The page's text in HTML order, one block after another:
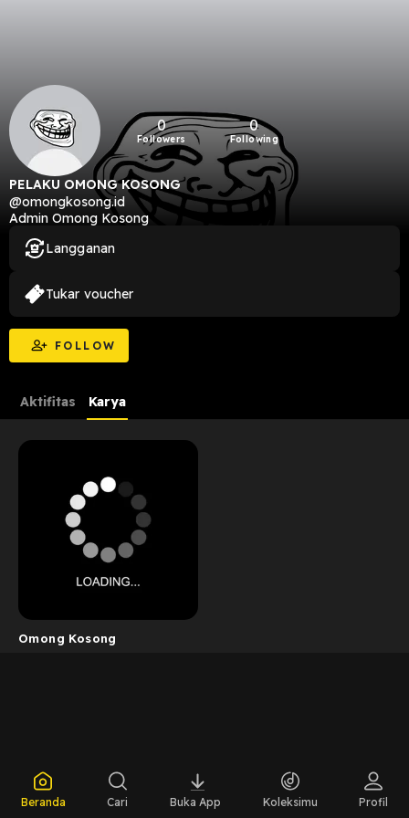
0
Followers
0
Following
PELAKU OMONG KOSONG
@omongkosong.id
Admin Omong Kosong
FOLLOW
Langganan
Tukar voucher
Aktifitas Karya
Omong Kosong
Beranda Cari Buka App Koleksimu Profil